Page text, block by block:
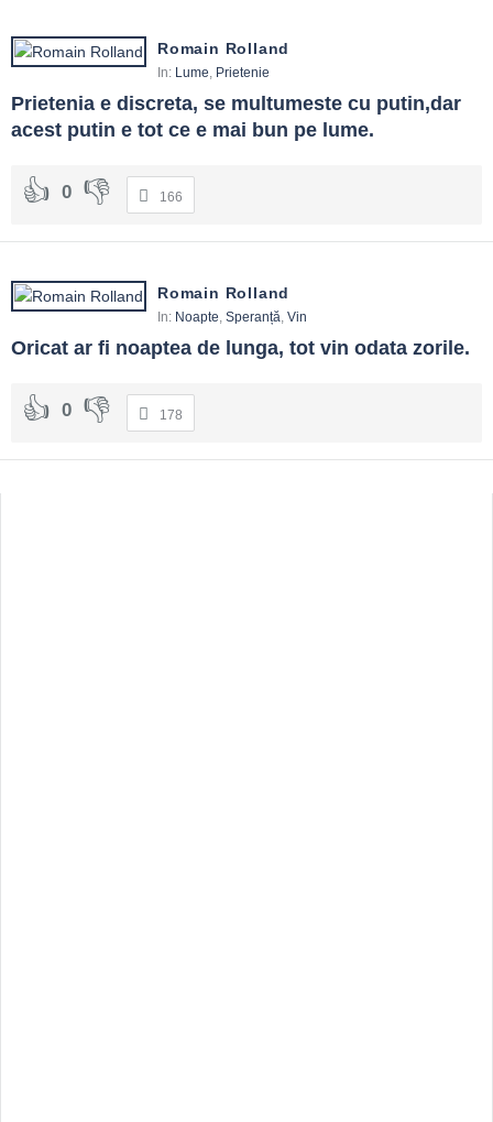
Romain Rolland
In: Lume Prietenie
Prietenia e discreta, se multumeste cu putin,dar
acest putin e tot ce e mai bun pe lume.
0 166
Romain Rolland
In: Noapte Speranță Vin
Oricat ar fi noaptea de lunga, tot vin odata zorile.
0 178